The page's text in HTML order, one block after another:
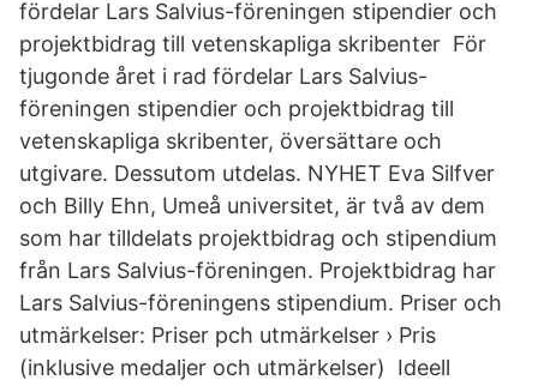
fördelar Lars Salvius-föreningen stipendier och
projektbidrag till vetenskapliga skribenter För
tjugonde året i rad fördelar Lars Salvius-
föreningen stipendier och projektbidrag till
vetenskapliga skribenter, översättare och
utgivare. Dessutom utdelas. NYHET Eva Silfver
och Billy Ehn, Umeå universitet, är två av dem
som har tilldelats projektbidrag och stipendium
från Lars Salvius-föreningen. Projektbidrag har
Lars Salvius-föreningens stipendium. Priser och
utmärkelser: Priser pch utmärkelser › Pris
(inklusive medaljer och utmärkelser) Ideell